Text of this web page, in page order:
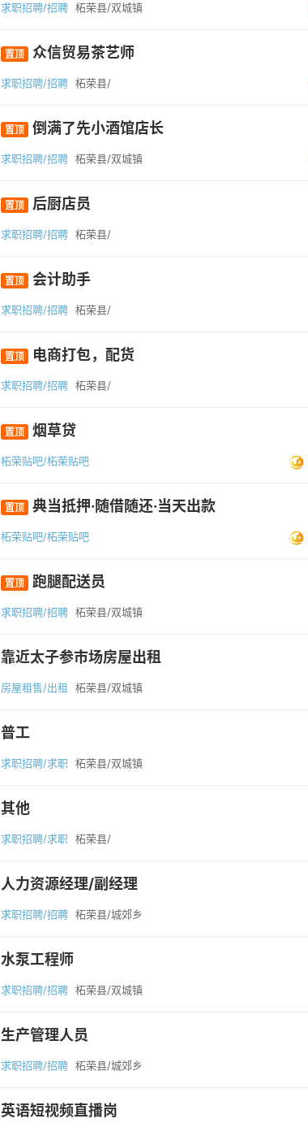
求职招聘/招聘 柘荣县/双城镇
置顶 众信贸易茶艺师
求职招聘/招聘 柘荣县/
置顶 倒满了先小酒馆店长
求职招聘/招聘 柘荣县/双城镇
置顶 后厨店员
求职招聘/招聘 柘荣县/
置顶 会计助手
求职招聘/招聘 柘荣县/
置顶 电商打包，配货
求职招聘/招聘 柘荣县/
置顶 烟草贷
柘荣贴吧/柘荣贴吧
置顶 典当抵押·随借随还·当天出款
柘荣贴吧/柘荣贴吧
置顶 跑腿配送员
求职招聘/招聘 柘荣县/双城镇
靠近太子参市场房屋出租
房屋租售/出租 柘荣县/双城镇
普工
求职招聘/求职 柘荣县/双城镇
其他
求职招聘/求职 柘荣县/
人力资源经理/副经理
求职招聘/招聘 柘荣县/城郊乡
水泵工程师
求职招聘/招聘 柘荣县/双城镇
生产管理人员
求职招聘/招聘 柘荣县/城郊乡
英语短视频直播岗